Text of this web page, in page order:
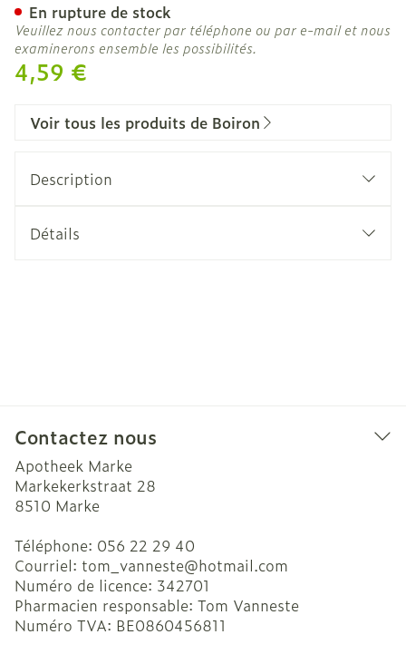
4,59 €
En rupture de stock
Veuillez nous contacter par téléphone ou par e-mail et nous
examinerons ensemble les possibilités.
Voir tous les produits de Boiron
Description
Détails
Contactez nous
Apotheek Marke
Markekerkstraat 28
8510 Marke
Téléphone: 056 22 29 40
Courriel: tom_vanneste@hotmail.com
Numéro de licence: 342701
Pharmacien responsable: Tom Vanneste
Numéro TVA: BE0860456811